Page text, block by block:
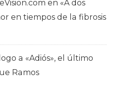
en «A dos
en tiempos de la fibrosis
a «Adiós», el último
Ramos